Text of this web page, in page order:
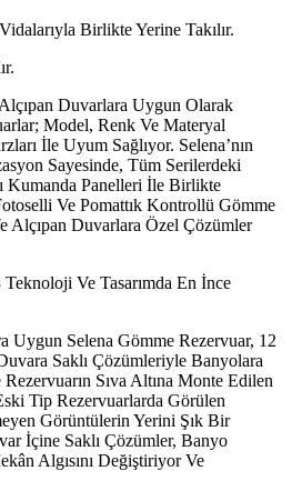
Birlikte Yerine Takılır.
Duvarlara Uygun Olarak
Model, Renk Ve Materyal
İle Uyum Sağlıyor. Selena’nın
Sayesinde, Tüm Serilerdeki
Kumanda Panelleri İle Birlikte
Ve Pomattık Kontrollü Gömme
Alçıpan Duvarlara Özel Çözümler
Ve Tasarımda En İnce
Uygun Selena Gömme Rezervuar, 12
Saklı Çözümleriyle Banyolara
Sıva Altına Monte Edilen
Tip Rezervuarlarda Görülen
Görüntülerin Yerini Şık Bir
İçine Saklı Çözümler, Banyo
Algısını Değiştiriyor Ve